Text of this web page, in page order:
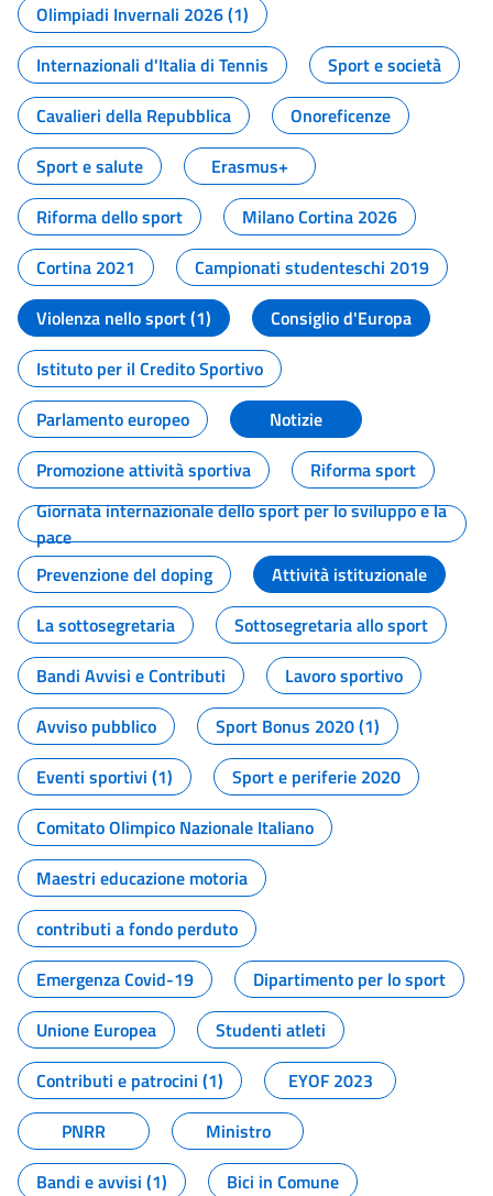
Olimpiadi Invernali 2026 (1)
Internazionali d'Italia di Tennis
Sport e società
Cavalieri della Repubblica
Onoreficenze
Sport e salute
Erasmus+
Riforma dello sport
Milano Cortina 2026
Cortina 2021
Campionati studenteschi 2019
Violenza nello sport (1)
Consiglio d'Europa
Istituto per il Credito Sportivo
Parlamento europeo
Notizie
Promozione attività sportiva
Riforma sport
Giornata internazionale dello sport per lo sviluppo e la
pace
Prevenzione del doping
Attività istituzionale
La sottosegretaria
Sottosegretaria allo sport
Bandi Avvisi e Contributi
Lavoro sportivo
Avviso pubblico
Sport Bonus 2020 (1)
Eventi sportivi (1)
Sport e periferie 2020
Comitato Olimpico Nazionale Italiano
Maestri educazione motoria
contributi a fondo perduto
Emergenza Covid-19
Dipartimento per lo sport
Unione Europea
Studenti atleti
Contributi e patrocini (1)
EYOF 2023
PNRR
Ministro
Bandi e avvisi (1)
Bici in Comune